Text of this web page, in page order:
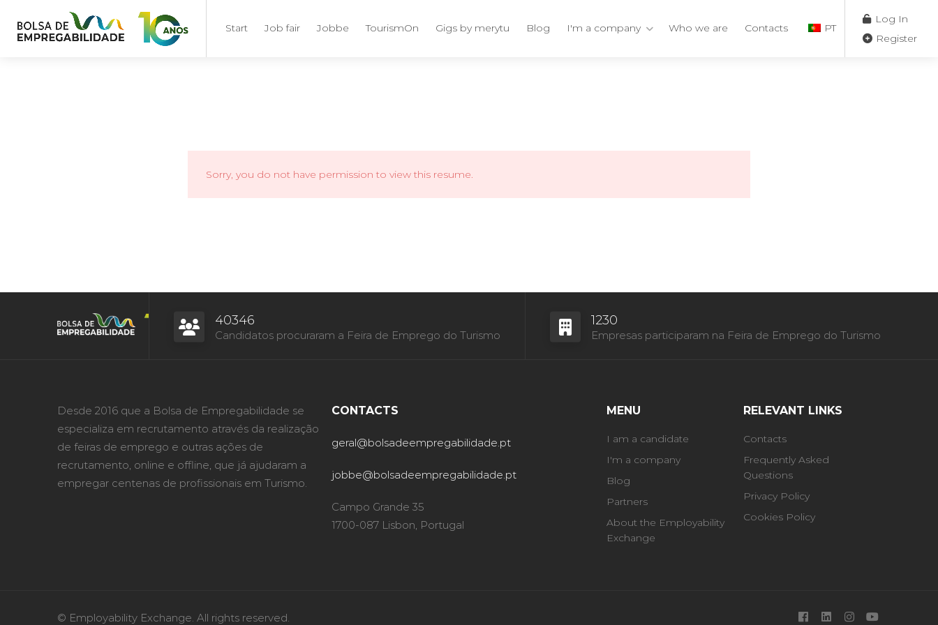
Start Job fair Jobbe TourismOn Gigs by merytu Blog I'm a company Who we are Contacts PT
Log In
Register
Sorry, you do not have permission to view this resume.
40346
Candidatos procuraram a Feira de Emprego do Turismo
1230
Empresas participaram na Feira de Emprego do Turismo
Desde 2016 que a Bolsa de Empregabilidade se
especializa em recrutamento através da realização
de feiras de emprego e outras ações de
recrutamento, online e offline, que já ajudaram a
empregar centenas de profissionais em Turismo.
CONTACTS
geral@bolsadeempregabilidade.pt
jobbe@bolsadeempregabilidade.pt
Campo Grande 35
1700-087 Lisbon, Portugal
MENU
I am a candidate
I'm a company
Blog
Partners
About the Employability
Exchange
RELEVANT LINKS
Contacts
Frequently Asked
Questions
Privacy Policy
Cookies Policy
© Employability Exchange. All rights reserved.